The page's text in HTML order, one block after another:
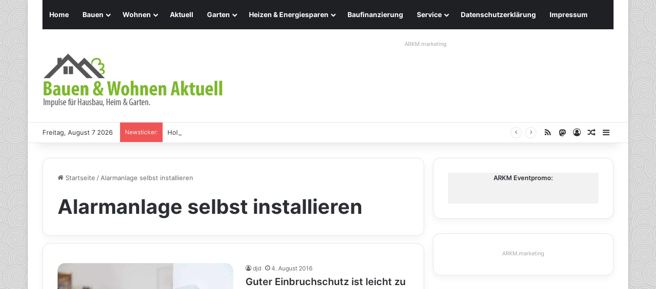
Home Bauen Wohnen Aktuell Garten Heizen & Energiesparen Baufinanzierung Service Datenschutzerklärung Impressum
ARKM.marketing
Freitag, August 7 2026 Newsticker: Holz Pendelleuchten: Eleganz und Nachhaltigkeit für Ihr Zuhause RSS Mastodon
AnmeldenZufälliger
Startseite /Alarmanlage selbst installieren
Alarmanlage selbst installieren
djd 4. August 2016
Guter Einbruchschutz ist leicht zu
ARKM Eventpromo:
ARKM.marketing